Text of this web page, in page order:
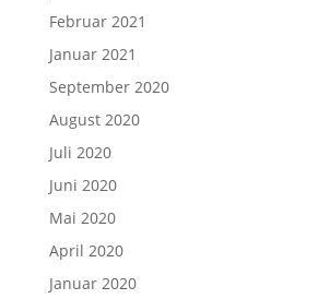
Februar 2021
Januar 2021
September 2020
August 2020
Juli 2020
Juni 2020
Mai 2020
April 2020
Januar 2020